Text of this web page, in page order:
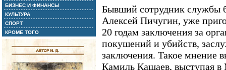
БИЗНЕС И ФИНАНСЫ
КУЛЬТУРА
СПОРТ
КРОМЕ ТОГО
Бывший сотрудник службы
Алексей Пичугин, уже
20 годам заключения за
покушений и убийств,
заключения. Такое мнение
Камиль Кашаев, выступая в